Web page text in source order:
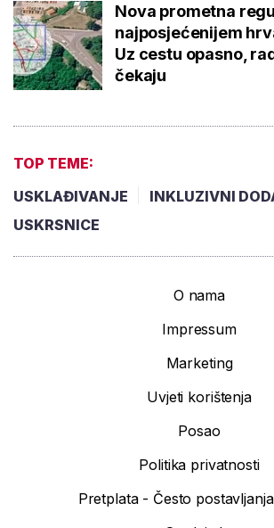
Nova prometna
najposjećenijem
Uz cestu opasno,
čekaju
TOP TEME:
USKLAĐIVANJE
INKLUZIVNI
USKRSNICE
O nama
Impressum
Marketing
Uvjeti korištenja
Posao
Politika privatnosti
Pretplata - Često